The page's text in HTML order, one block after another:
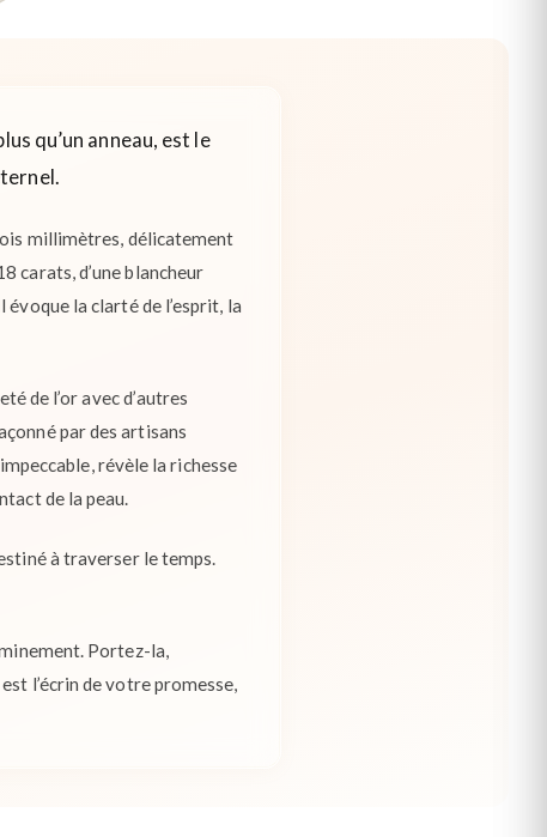
qu’un anneau, est le
millimètres, délicatement
carats, d’une blancheur
la clarté de l’esprit, la
de l’or avec d’autres
par des artisans
révèle la richesse
de la peau.
à traverser le temps.
Portez-la,
l’écrin de votre promesse,